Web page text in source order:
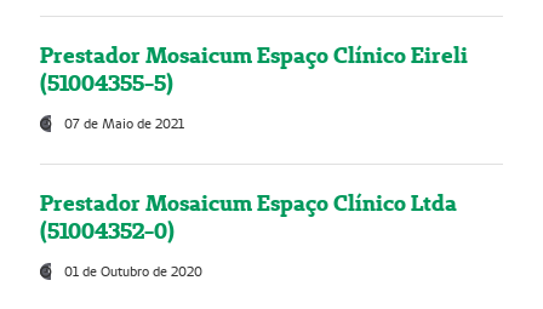
Prestador Mosaicum Espaço Clínico Eireli
(51004355-5)
07 de Maio de 2021
Prestador Mosaicum Espaço Clínico Ltda
(51004352-0)
01 de Outubro de 2020